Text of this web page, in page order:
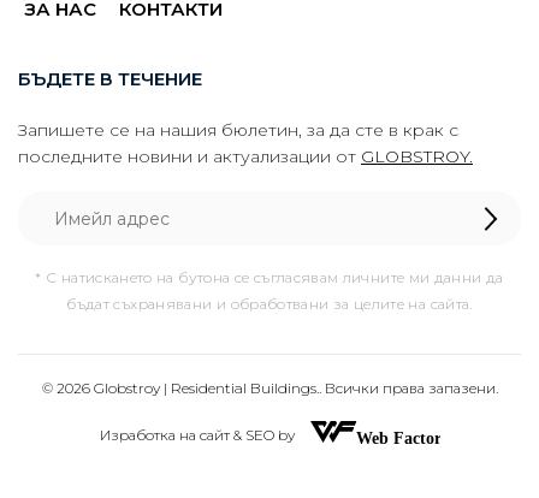
ЗА НАС КОНТАКТИ
БЪДЕТЕ В ТЕЧЕНИЕ
Запишете се на нашия бюлетин, за да сте в крак с
последните новини и актуализации от GLOBSTROY.
* С натискането на бутона се съгласявам личните ми данни да
бъдат съхранявани и обработвани за целите на сайта.
© 2026 Globstroy | Residential Buildings.. Всички права запазени.
Изработка на сайт & SEO by